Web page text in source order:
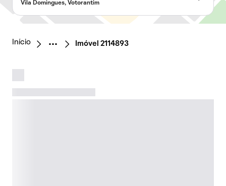
Vila Domingues, Votorantim
Início Imóvel 2114893